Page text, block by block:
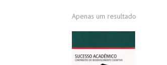
Apenas um resultado
PROMOÇÃO!